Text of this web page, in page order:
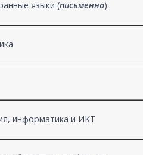
языки (письменно)
информатика и ИКТ